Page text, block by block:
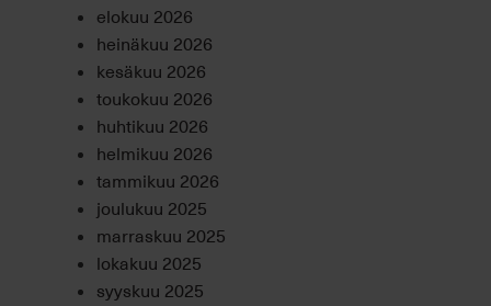
elokuu 2026
heinäkuu 2026
kesäkuu 2026
toukokuu 2026
huhtikuu 2026
helmikuu 2026
tammikuu 2026
joulukuu 2025
marraskuu 2025
lokakuu 2025
syyskuu 2025